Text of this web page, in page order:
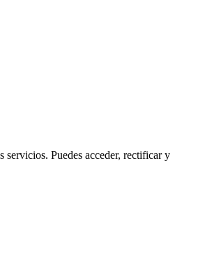
Puedes acceder, rectificar y